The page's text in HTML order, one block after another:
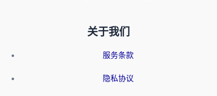
关于我们
服务条款
隐私协议